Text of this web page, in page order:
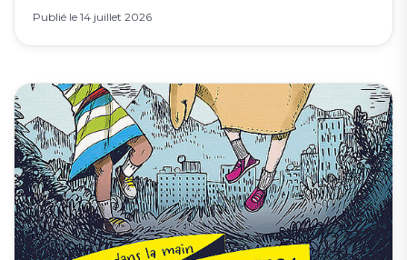
Publié le 14 juillet 2026